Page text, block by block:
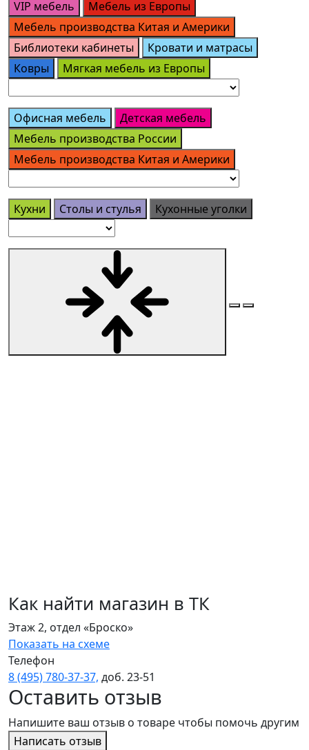
VIP мебель
Мебель из Европы
Мебель производства Китая и Америки
Библиотеки кабинеты
Кровати и матрасы
Ковры
Мягкая мебель из Европы
Офисная мебель
Детская мебель
Мебель производства России
Мебель производства Китая и Америки
Кухни Столы и стулья Кухонные уголки
Как найти магазин в ТК
Этаж 2, отдел «Броско»
Показать на схеме
Телефон
8 (495) 780‑37‑37, доб. 23‑51
Оставить отзыв
Напишите ваш отзыв о товаре чтобы помочь другим
Написать отзыв